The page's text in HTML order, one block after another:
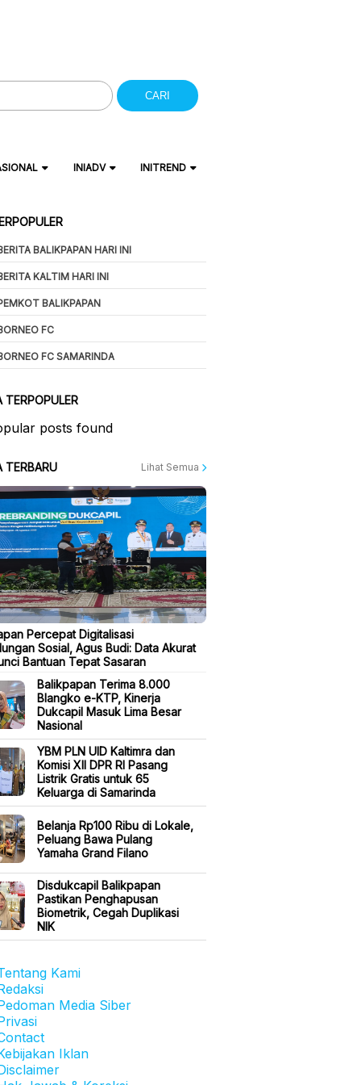
CARI
INIADV INITREND
BALIKPAPAN HARI INI
KALTIM HARI INI
BALIKPAPAN
FC
FC SAMARINDA
TERPOPULER
posts found
TERBARU Lihat Semua
Percepat Digitalisasi
Sosial, Agus Budi: Data Akurat
Bantuan Tepat Sasaran
Balikpapan Terima 8.000
Blangko e-KTP, Kinerja
Dukcapil Masuk Lima Besar
Nasional
YBM PLN UID Kaltimra dan
Komisi XII DPR RI Pasang
Listrik Gratis untuk 65
Keluarga di Samarinda
Belanja Rp100 Ribu di Lokale,
Peluang Bawa Pulang
Yamaha Grand Filano
Disdukcapil Balikpapan
Pastikan Penghapusan
Biometrik, Cegah Duplikasi
NIK
Kami
Media Siber
Iklan